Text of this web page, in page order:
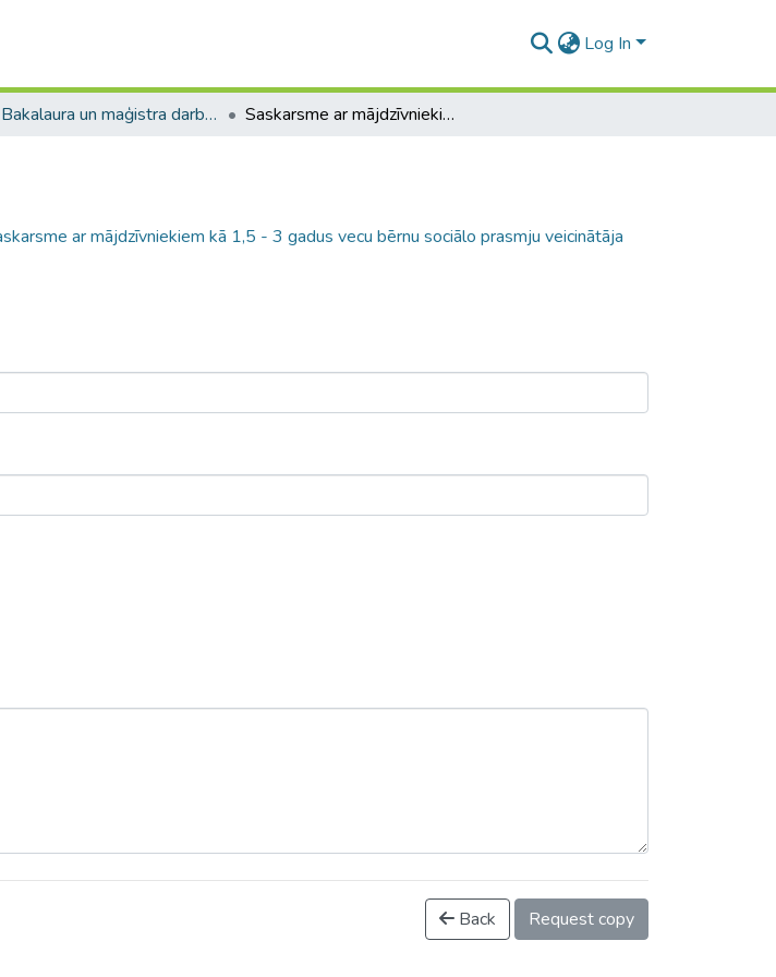
Log In
Bakalaura un maģistra darbi (PPMF) / Bachelor's and Master's theses Saskarsme ar mājdzīvniekiem kā 1,5 - 3 gadus vecu bērnu sociālo prasmju veicinātāja pirmsskolas iestādē
ar mājdzīvniekiem kā 1,5 - 3 gadus vecu bērnu sociālo prasmju veicinātāja
Back Request copy